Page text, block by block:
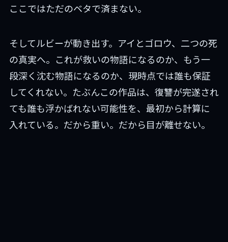
ここではただのベタで済まない。
そしてルビーが動き出す。アイとゴロウ、二つの死
の真実へ。これが救いの物語になるのか、もう一
段深く沈む物語になるのか、現時点では誰も保証
してくれない。たぶんこの作品は、復讐が完遂され
ても誰も浮かばれない可能性を、最初から計算に
入れている。だから重い。だから目が離せない。